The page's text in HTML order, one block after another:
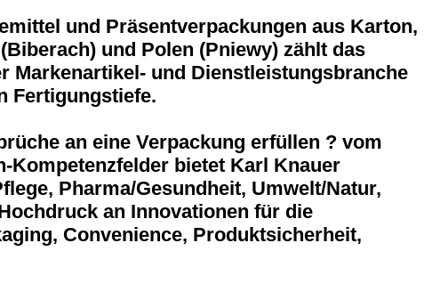
und Präsentverpackungen aus Karton,
und Polen (Pniewy) zählt das
Markenartikel- und Dienstleistungsbranche
Fertigungstiefe.
an eine Verpackung erfüllen ? vom
Kompetenzfelder bietet Karl Knauer
Pharma/Gesundheit, Umwelt/Natur,
an Innovationen für die
Convenience, Produktsicherheit,